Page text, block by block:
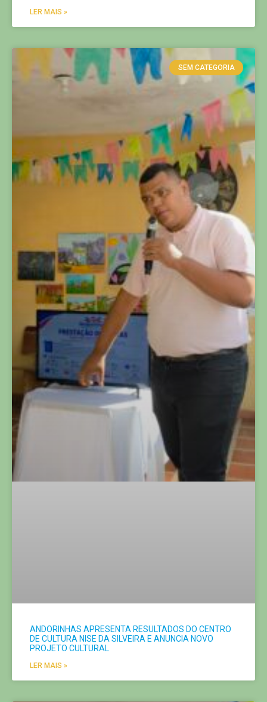
LER MAIS »
SEM CATEGORIA
ANDORINHAS APRESENTA RESULTADOS DO CENTRO
DE CULTURA NISE DA SILVEIRA E ANUNCIA NOVO
PROJETO CULTURAL
LER MAIS »